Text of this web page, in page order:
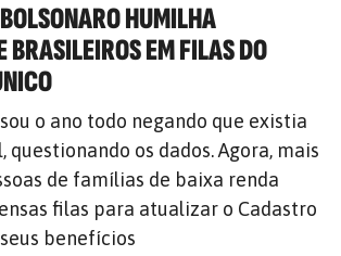
HUMILHA
BRASILEIROS EM FILAS DO
o ano todo negando que existia
questionando os dados. Agora, mais
de famílias de baixa renda
filas para atualizar o Cadastro
benefícios